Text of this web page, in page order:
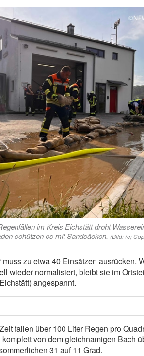
im Kreis Eichstätt droht
schützen es mit Sandsäcken. (Bild: (c)
zu etwa 40 Einsätzen ausrücken.
wieder normalisiert, bleibt sie im
angespannt.
fallen über 100 Liter Regen pro
von dem gleichnamigen Bach
31 auf 11 Grad.